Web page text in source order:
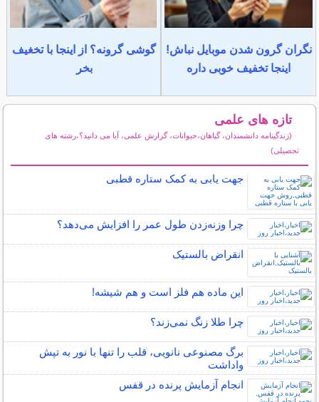
نگران گرون شدن موبایل نباش!
اینجا تخفیف خوبی داره
گوشی گرونه؟ از اینجا با تخغیف
بخر
تازه های علمی
(زندگینامه دانشمندان، گیاهان،حیوانات، گزارش علمی، آیا می دانید؟،رشته های
تحصیلی)
جهت یابی به کمک ستاره قطبی
چرا وزنه‌زدن طول عمر را افزایش می‌دهد؟
انقراض بالستیک
این ماده هم فلز است و هم شیشه!
چرا طلا زنگ نمی‌زند؟
برگ مصنوعی نانویی، قلب را تنها با نور به تپش
واداشت
انجام آزمایش پرنده در قفس